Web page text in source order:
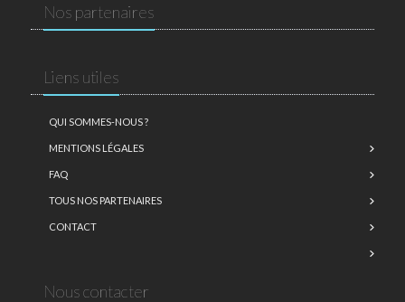
Nos partenaires
Liens utiles
QUI SOMMES-NOUS ?
MENTIONS LÉGALES
FAQ
TOUS NOS PARTENAIRES
CONTACT
Nous contacter